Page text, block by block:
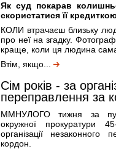
Як суд покарав
скористатися її
КОЛИ втрачаєш близьку
про неї на згадку.
краще, коли ця людина
Втім, якщо...
Сім років - за
переправлення за
ММНУЛОГО тижня за
окружної прокуратури
організації
кордон.